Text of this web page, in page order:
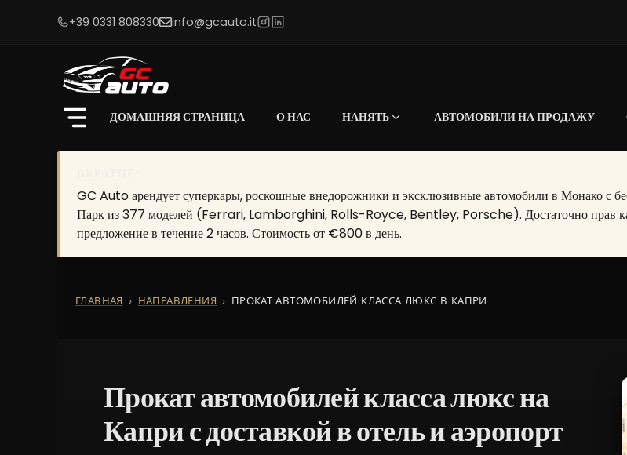
+39 0331 808330 info@gcauto.it
ДОМАШНЯЯ СТРАНИЦА О НАС НАНЯТЬ АВТОМОБИЛИ НА ПРОДАЖУ
GC Auto арендует суперкары, роскошные внедорожники и эксклюзивные автомобили в Монако с
Парк из 377 моделей (Ferrari, Lamborghini, Rolls-Royce, Bentley, Porsche). Достаточно прав
предложение в течение 2 часов. Стоимость от €800 в день.
ГЛАВНАЯ НАПРАВЛЕНИЯ ПРОКАТ АВТОМОБИЛЕЙ КЛАССА ЛЮКС В КАПРИ
Прокат автомобилей класса люкс на
Капри с доставкой в отель и аэропорт